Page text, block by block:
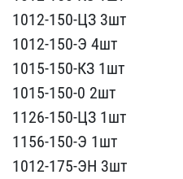
1012-150-ЦЗ 3шт
​1012-150-Э 4шт
1015-150-​КЗ 1шт
1015-150-0 2шт
11​26-150-ЦЗ 1шт
1156-150-Э​ 1шт
1012-175-ЭН 3шт